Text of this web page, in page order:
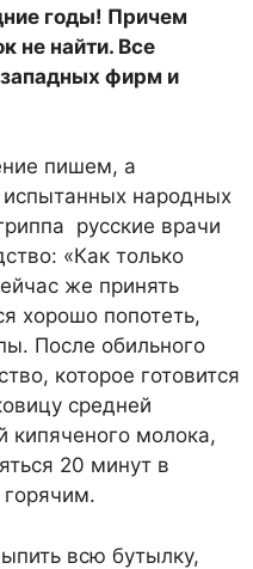
годы! Причем
не найти. Все
фирм и
пишем, а
народных
русские врачи
«Как только
же принять
хорошо попотеть,
После обильного
которое готовится
средней
кипяченого молока,
20 минут в
всю бутылку,